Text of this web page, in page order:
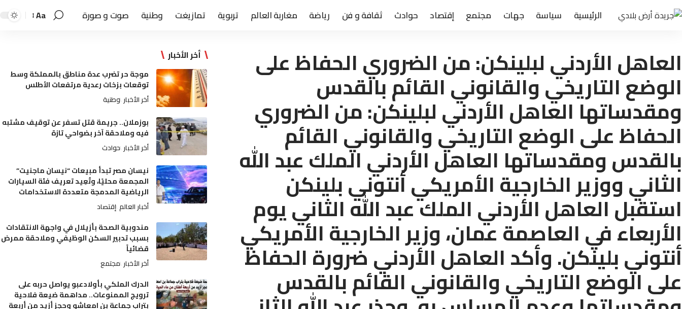
الرئيسية سياسة جهات مجتمع إقتصاد حوادث ثقافة و فن رياضة مغاربة العالم تربوية تمازيغت وطنية صوت و صورة Aa
العاهل الأردني لبلينكن: من الضروري الحفاظ على
الوضع التاريخي والقانوني القائم بالقدس
ومقدساتها العاهل الأردني لبلينكن: من الضروري
الحفاظ على الوضع التاريخي والقانوني القائم
بالقدس ومقدساتها العاهل الأردني الملك عبد الله
الثاني ووزير الخارجية الأمريكي أنتوني بلينكن
استقبل العاهل الأردني الملك عبد الله الثاني يوم
الأربعاء في العاصمة عمان، وزير الخارجية الأمريكي
أنتوني بلينكن. وأكد العاهل الأردني ضرورة الحفاظ
على الوضع التاريخي والقانوني القائم بالقدس
أخر الأخبار
موجة حر تضرب عدة مناطق بالمملكة وسط
توقعات بزخات رعدية مرتفعات الأطلس
أخر الأخبار وطنية
بوزملان.. جريمة قتل تسفر عن توقيف مشتبه
فيه وملاحقة آخر بضواحي تازة
أخر الأخبار حوادث
نيسان مصر تبدأ مبيعات “نيسان ماجنيت”
المجمعة محليًا، وتُعِيد تعريف فئة السيارات
الرياضية المدمجة متعددة الاستخدامات
أخبار العالم إقتصاد
مندوبية الصحة بأزيلال في واجهة الانتقادات
بسبب تدبير السكن الوظيفي وملاحقة ممرض
قضائياً
أخر الأخبار مجتمع
الدرك الملكي بأولادعبو يواصل حربه على
ترويج الممنوعات.. مداهمة ضيعة فلاحية
بتراب جماعة بن امعاشو وحجز أزيد من أربعة